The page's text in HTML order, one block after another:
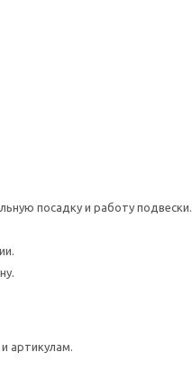
посадку и работу подвески.
артикулам.